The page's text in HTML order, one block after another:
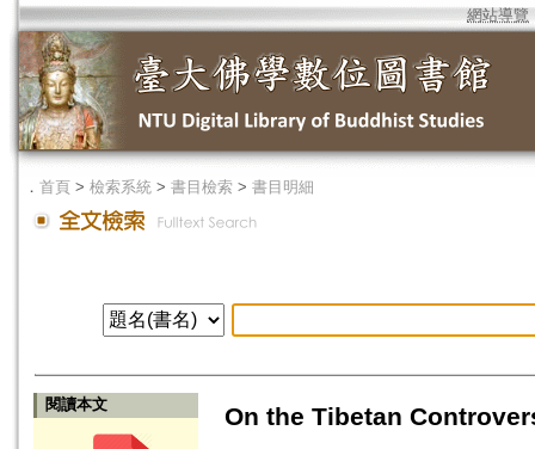
網站導覽
． 首頁 > 檢索系統 > 書目檢索 > 書目明細
閱讀本文
On the Tibetan